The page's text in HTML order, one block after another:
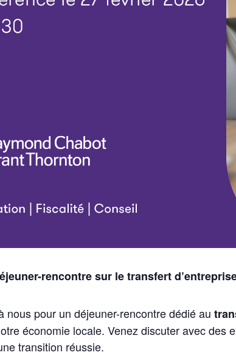
rencontre sur le transfert
nous pour un déjeuner-rencontre dédié au
économie locale. Venez discuter avec
transition réussie.